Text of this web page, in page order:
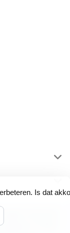
Is dat
reserved.
of their